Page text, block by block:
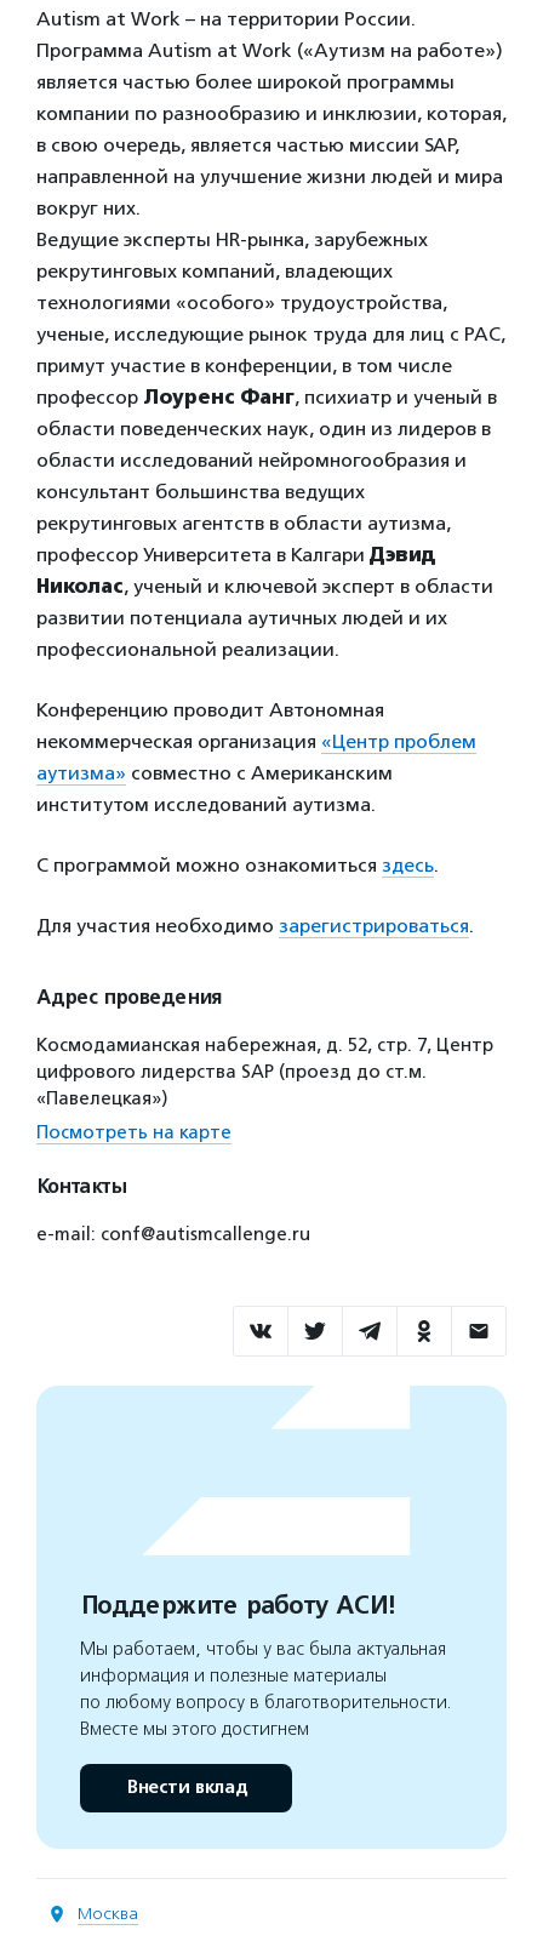
Autism at Work – на территории России.
Программа Autism at Work («Аутизм на работе»)
является частью более широкой программы
компании по разнообразию и инклюзии, которая,
в свою очередь, является частью миссии SAP,
направленной на улучшение жизни людей и мира
вокруг них.
Ведущие эксперты HR-рынка, зарубежных
рекрутинговых компаний, владеющих
технологиями «особого» трудоустройства,
ученые, исследующие рынок труда для лиц с РАС,
примут участие в конференции, в том числе
профессор Лоуренс Фанг, психиатр и ученый в
области поведенческих наук, один из лидеров в
области исследований нейромногообразия и
консультант большинства ведущих
рекрутинговых агентств в области аутизма,
профессор Университета в Калгари Дэвид
Николас, ученый и ключевой эксперт в области
развитии потенциала аутичных людей и их
профессиональной реализации.
Конференцию проводит Автономная
некоммерческая организация «Центр проблем
аутизма» совместно с Американским
институтом исследований аутизма.
С программой можно ознакомиться здесь.
Для участия необходимо зарегистрироваться.
Адрес проведения
Космодамианская набережная, д. 52, стр. 7, Центр
цифрового лидерства SAP (проезд до ст.м.
«Павелецкая»)
Посмотреть на карте
Контакты
e-mail: conf@autismcallenge.ru
Поддержите работу АСИ!
Мы работаем, чтобы у вас была актуальная
информация и полезные материалы
по любому вопросу в благотворительности.
Вместе мы этого достигнем
Внести вклад
Москва